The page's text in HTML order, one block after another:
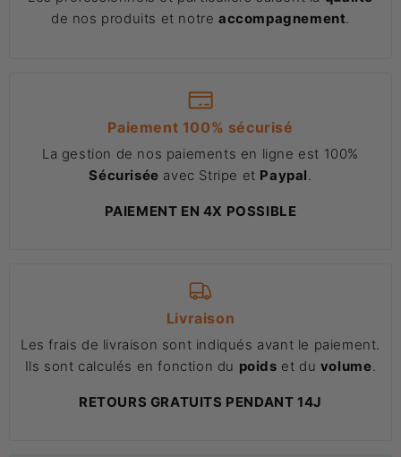
de nos produits et notre accompagnement.
Paiement 100% sécurisé
La gestion de nos paiements en ligne est 100%
Sécurisée avec Stripe et Paypal.
PAIEMENT EN 4X POSSIBLE
Livraison
Les frais de livraison sont indiqués avant le paiement.
Ils sont calculés en fonction du poids et du volume.
RETOURS GRATUITS PENDANT 14J